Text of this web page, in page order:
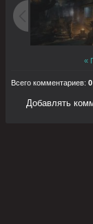
«
Всего комментариев: 0
Добавлять